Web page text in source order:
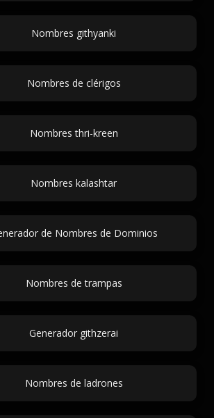
Nombres githyanki
Nombres de clérigos
Nombres thri-kreen
Nombres kalashtar
de Nombres de Dominios
Nombres de trampas
Generador githzerai
Nombres de ladrones